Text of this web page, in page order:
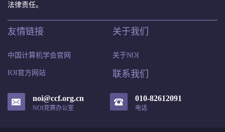
法律责任。
友情链接
中国计算机学会官网
IOI官方网站
关于我们
关于NOI
联系我们
noi@ccf.org.cn
NOI竞赛办公室
010-82612091
电话